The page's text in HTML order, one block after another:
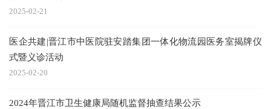
2025-02-21
医企共建|晋江市中医院驻安踏集团一体化物流园医务室揭牌仪
式暨义诊活动
2025-02-20
2024年晋江市卫生健康局随机监督抽查结果公示